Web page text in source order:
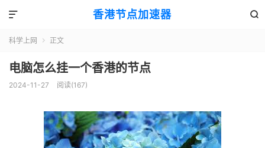
香港节点加速器 

科学上网  正文
电脑怎么挂一个香港的节点
2024-11-27 阅读(167)